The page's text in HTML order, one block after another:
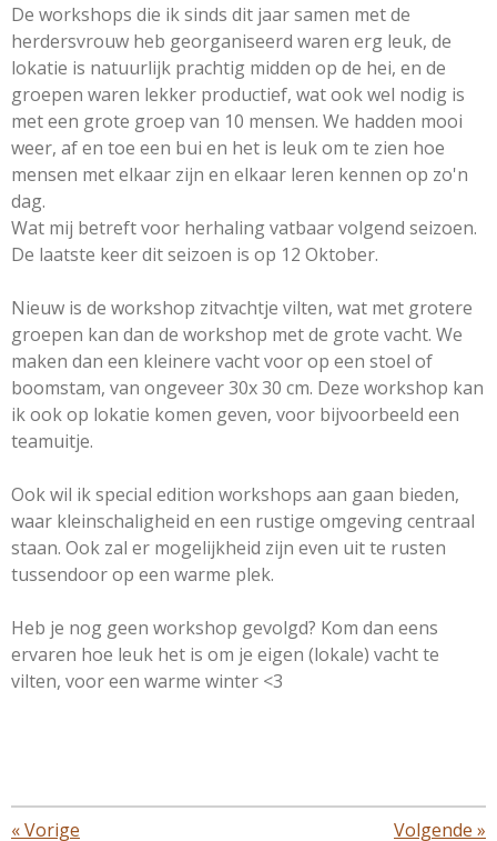
De workshops die ik sinds dit jaar samen met de
herdersvrouw heb georganiseerd waren erg leuk, de
lokatie is natuurlijk prachtig midden op de hei, en de
groepen waren lekker productief, wat ook wel nodig is
met een grote groep van 10 mensen. We hadden mooi
weer, af en toe een bui en het is leuk om te zien hoe
mensen met elkaar zijn en elkaar leren kennen op zo'n
dag.
Wat mij betreft voor herhaling vatbaar volgend seizoen.
De laatste keer dit seizoen is op 12 Oktober.
Nieuw is de workshop zitvachtje vilten, wat met grotere
groepen kan dan de workshop met de grote vacht. We
maken dan een kleinere vacht voor op een stoel of
boomstam, van ongeveer 30x 30 cm. Deze workshop kan
ik ook op lokatie komen geven, voor bijvoorbeeld een
teamuitje.
Ook wil ik special edition workshops aan gaan bieden,
waar kleinschaligheid en een rustige omgeving centraal
staan. Ook zal er mogelijkheid zijn even uit te rusten
tussendoor op een warme plek.
Heb je nog geen workshop gevolgd? Kom dan eens
ervaren hoe leuk het is om je eigen (lokale) vacht te
vilten, voor een warme winter <3
«Vorige Volgende »